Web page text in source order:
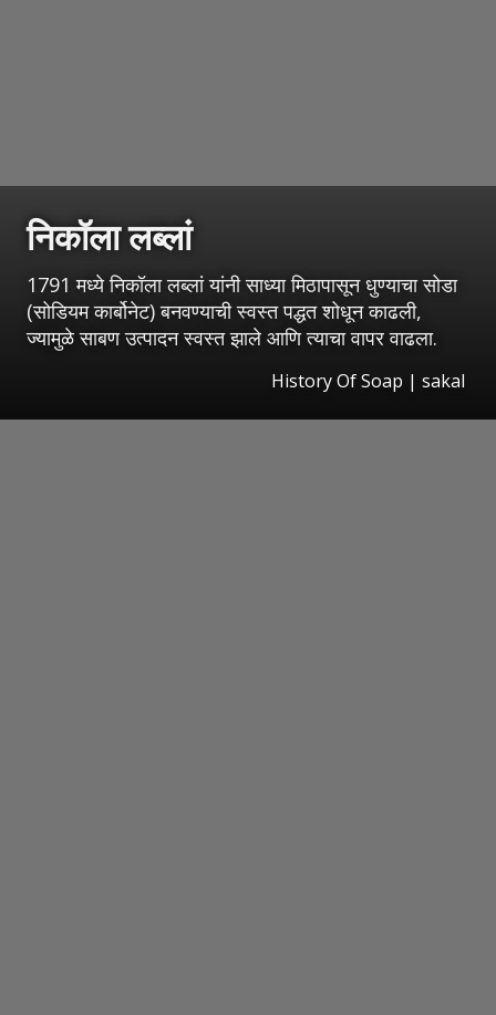
निकॉला लब्लां
1791 मध्ये निकॉला लब्लां यांनी साध्या मिठापासून धुण्याचा सोडा
(सोडियम कार्बोनेट) बनवण्याची स्वस्त पद्धत शोधून काढली,
ज्यामुळे साबण उत्पादन स्वस्त झाले आणि त्याचा वापर वाढला.
History Of Soap | sakal